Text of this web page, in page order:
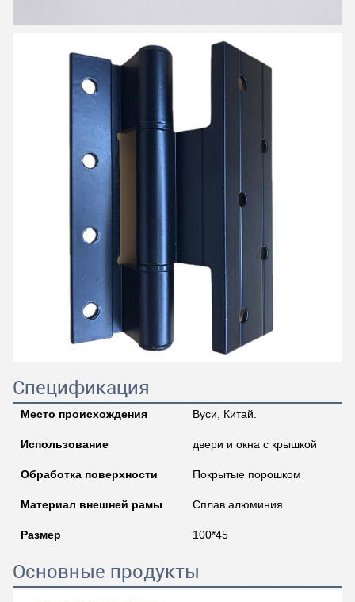
Спецификация
Место происхождения Вуси, Китай.
Использование двери и окна с крышкой
Обработка поверхности Покрытые порошком
Материал внешней рамы Сплав алюминия
Размер 100*45
Основные продукты